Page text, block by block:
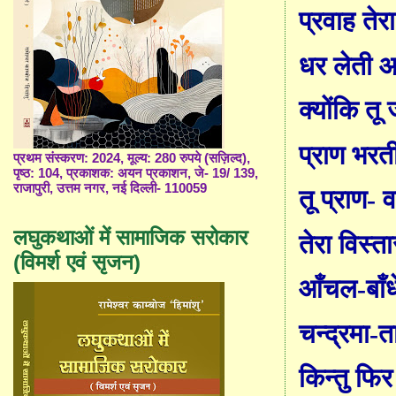
प्रवाह
धर लेती
क्योंकि तू
प्राण
तू प्राण-
तेरा
आँचल-
चन्द्रमा-
किन्तु
प्रथम संस्करण: 2024, मूल्य: 280 रुपये (सज़िल्द),
पृष्ठ: 104, प्रकाशक: अयन प्रकाशन, जे- 19/ 139,
राजापुरी, उत्तम नगर, नई दिल्ली- 110059
लघुकथाओं में सामाजिक सरोकार
(विमर्श एवं सृजन)